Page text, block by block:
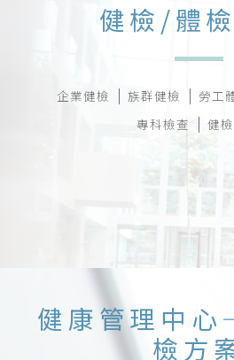
健檢/體
企業健檢 族群健檢 勞工
專科檢查
健
健康管理中
檢方